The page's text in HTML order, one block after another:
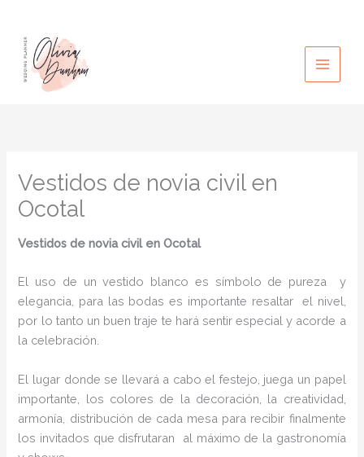
contenido
Vestidos de novia civil en
Ocotal
Vestidos de novia civil en Ocotal
El uso de un vestido blanco es símbolo de pureza y
elegancia, para las bodas es importante resaltar el nivel,
por lo tanto un buen traje te hará sentir especial y acorde a
la celebración.
El lugar donde se llevará a cabo el festejo, juega un papel
importante, los colores de la decoración, la creatividad,
armonía, distribución de cada mesa para recibir finalmente
los invitados que disfrutaran al máximo de la gastronomía